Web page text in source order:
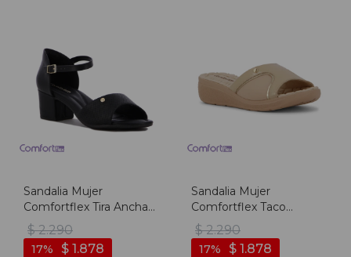
Sandalia Mujer
Comfortflex Tira Ancha
Con Pulsera - Negro
$ 2.290
$ 1.878
17
Sandalia Mujer
Comfortflex Taco
Corrido - Almendra
$ 2.290
$ 1.878
17